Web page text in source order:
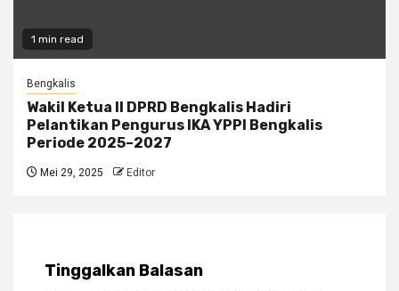
1 min read
Bengkalis
Wakil Ketua II DPRD Bengkalis Hadiri
Pelantikan Pengurus IKA YPPI Bengkalis
Periode 2025–2027
Mei 29, 2025 Editor
Tinggalkan Balasan